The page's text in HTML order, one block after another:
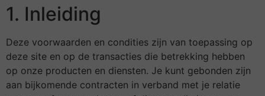
1. Inleiding
Deze voorwaarden en condities zijn van toepassing op
deze site en op de transacties die betrekking hebben
op onze producten en diensten. Je kunt gebonden zijn
aan bijkomende contracten in verband met je relatie